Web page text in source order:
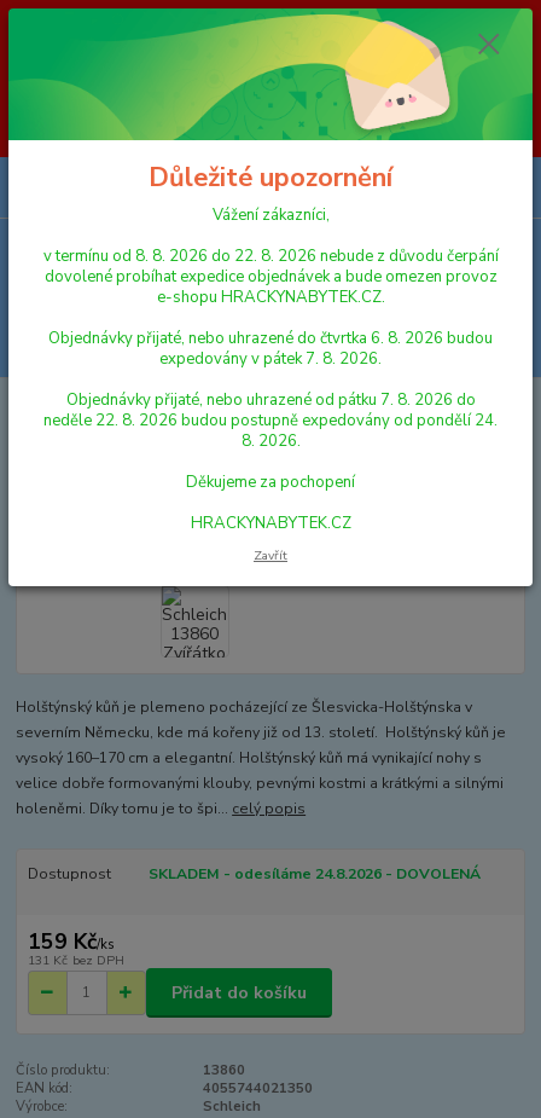
Vážení zákazníci, v termínu od 8. 8. 2026 do 23. 8. 2026 nebude z
důvodu čerpání dovolené probíhat expedice objednávek a bude omezen
provoz e-shopu HRACKYNABYTEK.CZ. Objednávky přijaté, nebo
uhrazené do čtvrtka 6. 8. 2026 budou expedovány v pátek 7. 8. 2026.
Objednávky přijaté, nebo uhrazené od pátku 7. 8. 2026 do neděle 23. 8.
2026 budou postupně expedovány od pondělí 24. 8. 2026. Děkujeme za
pochopení HRACKYNABYTEK.CZ
Menu
Hledat
FIGURKY A ZVÍŘÁTKA Schleich 13860 Zvířátko - holštýnské hříbě
Schleich 13860 Zvířátko -
holštýnské hříbě
Holštýnský kůň je plemeno pocházející ze Šlesvicka-Holštýnska v
severním Německu, kde má kořeny již od 13. století. Holštýnský kůň je
vysoký 160–170 cm a elegantní. Holštýnský kůň má vynikající nohy s
velice dobře formovanými klouby, pevnými kostmi a krátkými a silnými
holeněmi. Díky tomu je to špi... celý popis
Dostupnost SKLADEM - odesíláme 24.8.2026 - DOVOLENÁ
159 Kč/ks
131 Kč bez DPH
Přidat do košíku
Číslo produktu:
13860
EAN kód:
4055744021350
Výrobce:
Schleich
Důležité upozornění
Vážení zákazníci,
v termínu od 8. 8. 2026 do 22. 8. 2026 nebude z důvodu čerpání
dovolené probíhat expedice objednávek a bude omezen provoz
e-shopu HRACKYNABYTEK.CZ.
Objednávky přijaté, nebo uhrazené do čtvrtka 6. 8. 2026 budou
expedovány v pátek 7. 8. 2026.
Objednávky přijaté, nebo uhrazené od pátku 7. 8. 2026 do
neděle 22. 8. 2026 budou postupně expedovány od pondělí 24.
8. 2026.
Děkujeme za pochopení
HRACKYNABYTEK.CZ
Zavřít